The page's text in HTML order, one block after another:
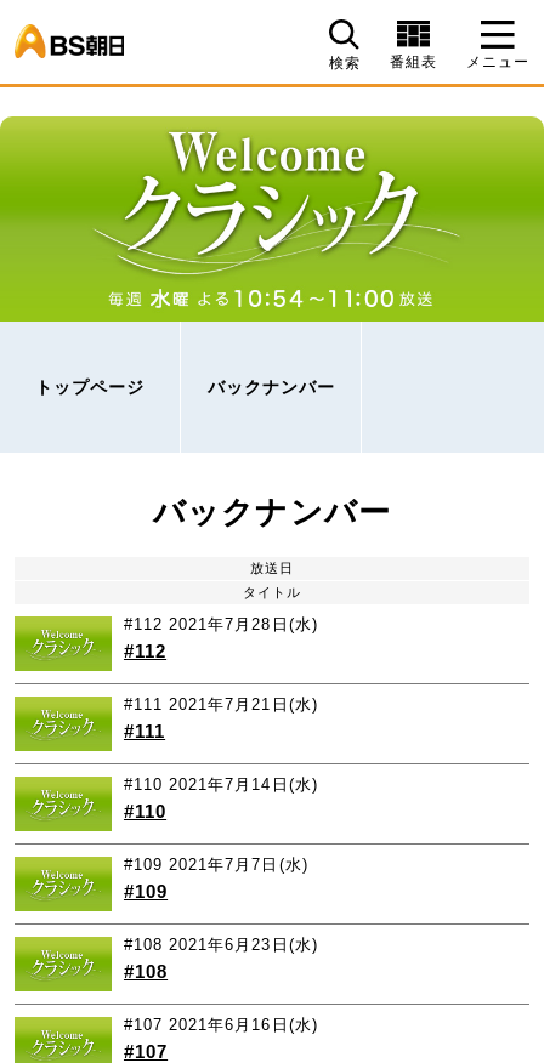
検索 番組表 メニュー
トップページ バックナンバー
バックナンバー
放送日
タイトル
#112 2021年7月28日(水)
#112
#111 2021年7月21日(水)
#111
#110 2021年7月14日(水)
#110
#109 2021年7月7日(水)
#109
#108 2021年6月23日(水)
#108
#107 2021年6月16日(水)
#107